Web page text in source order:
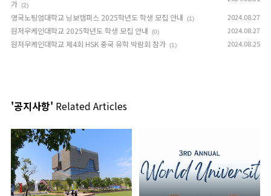
가 (2)
영국노팅엄대학교 닝보캠퍼스 2025학년도 학생 모집 안내 (1) 2024.08.27
원저우케인대학교 2025학년도 학생 모집 안내 (0) 2024.08.27
원저우케인대학교 제4회 HSK 중국 유학 박람회 참가 (1) 2024.08.25
'공지사항' Related Articles